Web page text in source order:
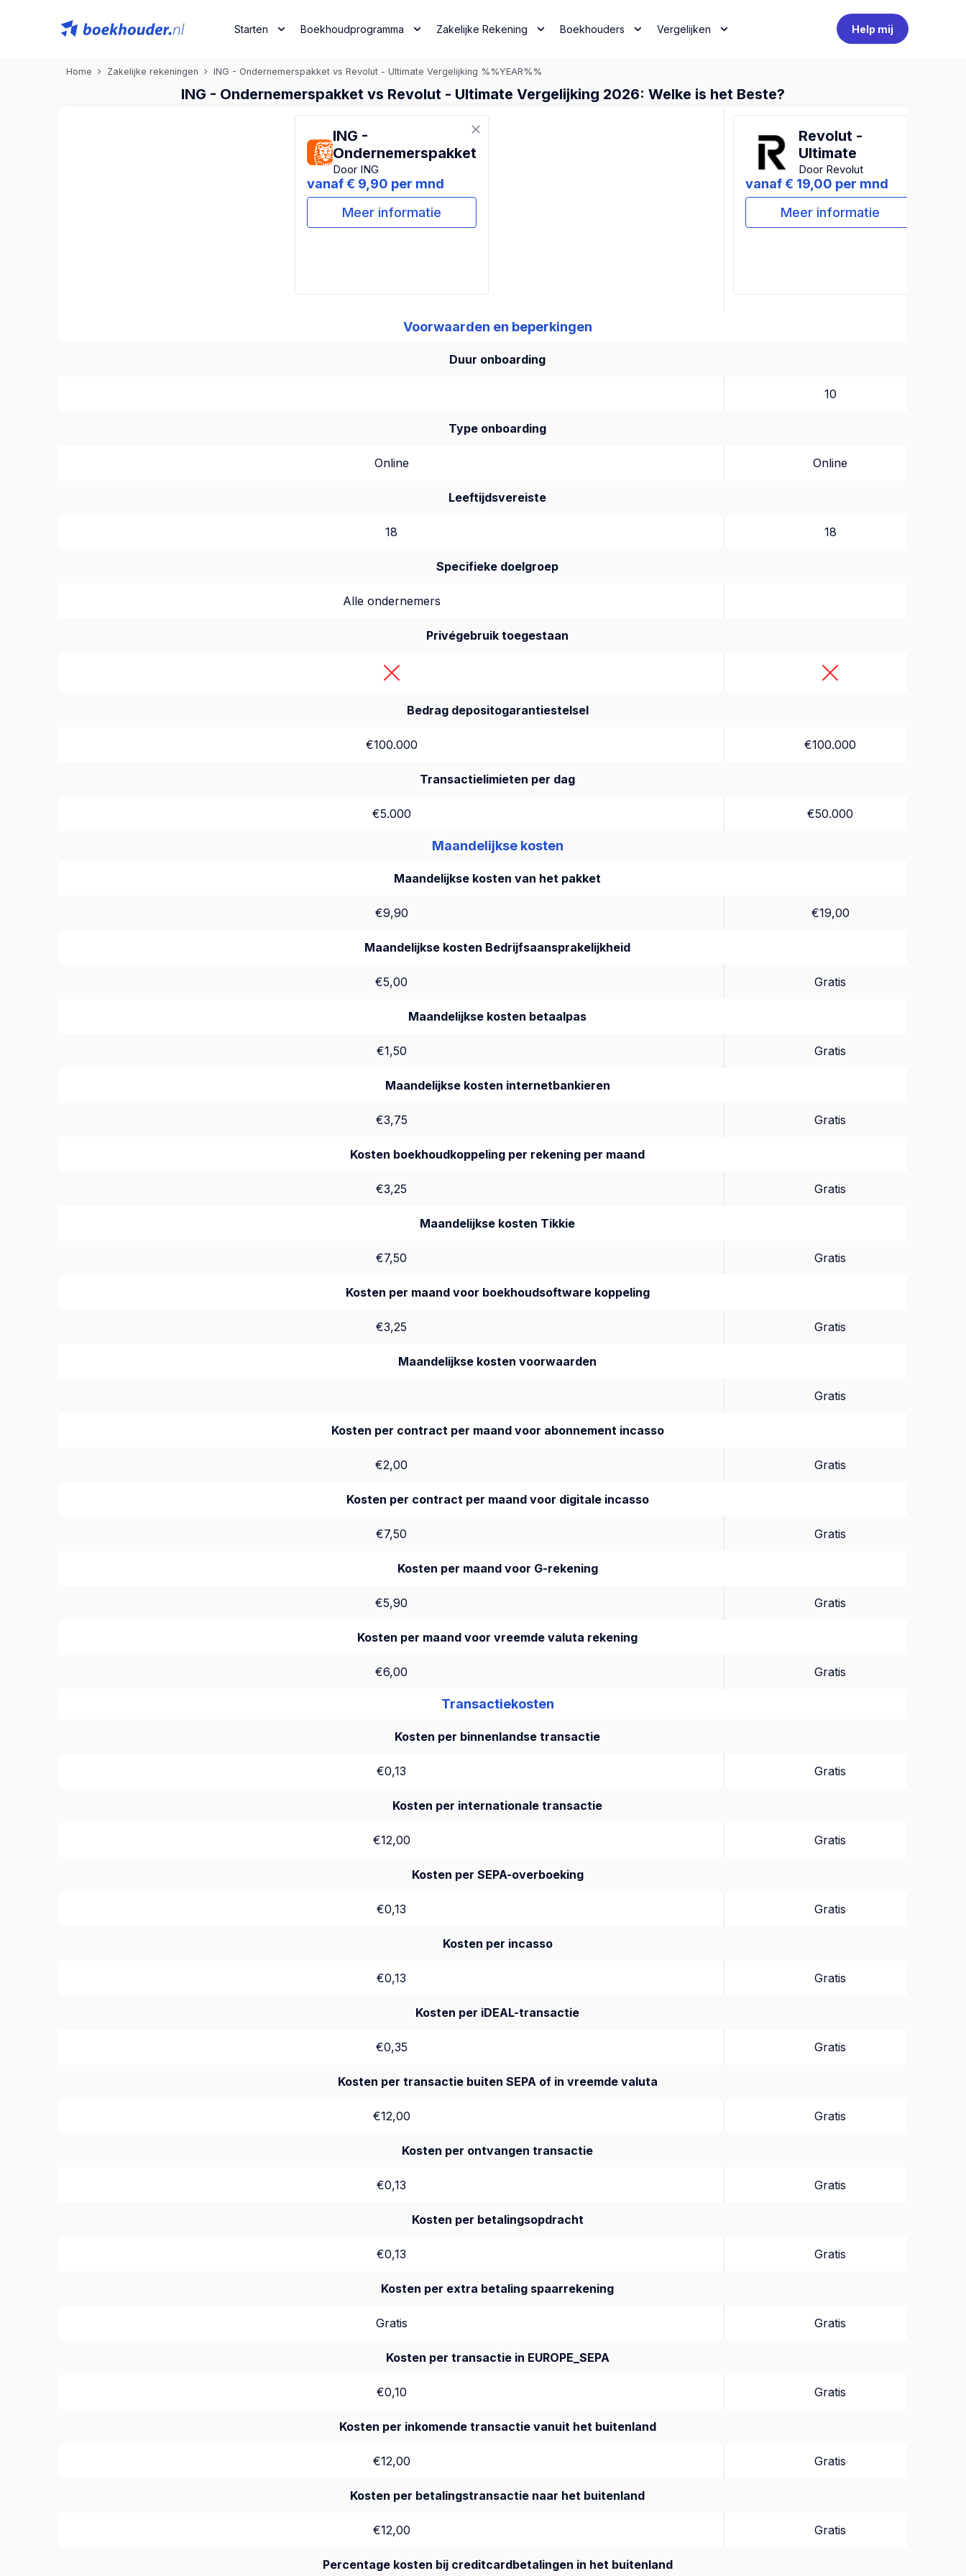
Starten Boekhoudprogramma Zakelijke Rekening Boekhouders Vergelijken Help mij
Home Zakelijke rekeningen ING - Ondernemerspakket vs Revolut - Ultimate Vergelijking %%YEAR%%
ING - Ondernemerspakket vs Revolut - Ultimate Vergelijking 2026: Welke is het Beste?
ING -
Ondernemerspakket
Door ING
vanaf € 9,90 per mnd
Meer informatie
Revolut -
Ultimate
Door Revolut
vanaf € 19,00 per mnd
Meer informatie
Voorwaarden en beperkingen
Duur onboarding
10
Type onboarding
Online Online
Leeftijdsvereiste
18 18
Specifieke doelgroep
Alle ondernemers
Privégebruik toegestaan
Bedrag depositogarantiestelsel
€100.000 €100.000
Transactielimieten per dag
€5.000 €50.000
Maandelijkse kosten
Maandelijkse kosten van het pakket
€9,90 €19,00
Maandelijkse kosten Bedrijfsaansprakelijkheid
€5,00 Gratis
Maandelijkse kosten betaalpas
€1,50 Gratis
Maandelijkse kosten internetbankieren
€3,75 Gratis
Kosten boekhoudkoppeling per rekening per maand
€3,25 Gratis
Maandelijkse kosten Tikkie
€7,50 Gratis
Kosten per maand voor boekhoudsoftware koppeling
€3,25 Gratis
Maandelijkse kosten voorwaarden
Gratis
Kosten per contract per maand voor abonnement incasso
€2,00 Gratis
Kosten per contract per maand voor digitale incasso
€7,50 Gratis
Kosten per maand voor G-rekening
€5,90 Gratis
Kosten per maand voor vreemde valuta rekening
€6,00 Gratis
Transactiekosten
Kosten per binnenlandse transactie
€0,13 Gratis
Kosten per internationale transactie
€12,00 Gratis
Kosten per SEPA-overboeking
€0,13 Gratis
Kosten per incasso
€0,13 Gratis
Kosten per iDEAL-transactie
€0,35 Gratis
Kosten per transactie buiten SEPA of in vreemde valuta
€12,00 Gratis
Kosten per ontvangen transactie
€0,13 Gratis
Kosten per betalingsopdracht
€0,13 Gratis
Kosten per extra betaling spaarrekening
Gratis Gratis
Kosten per transactie in EUROPE_SEPA
€0,10 Gratis
Kosten per inkomende transactie vanuit het buitenland
€12,00 Gratis
Kosten per betalingstransactie naar het buitenland
€12,00 Gratis
Percentage kosten bij creditcardbetalingen in het buitenland